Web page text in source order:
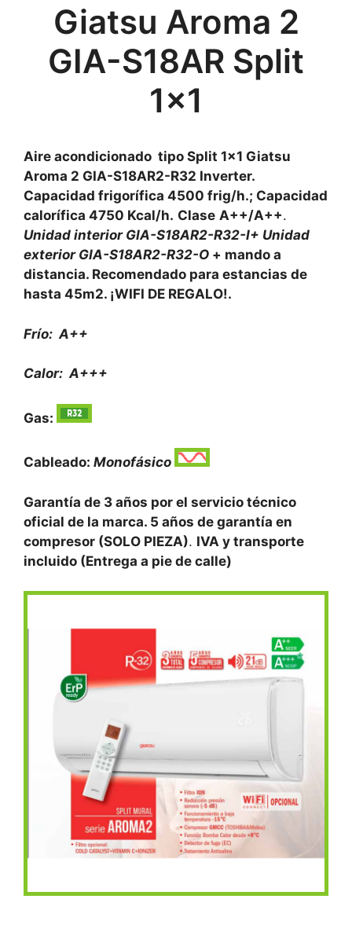
Giatsu Aroma 2
GIA-S18AR Split
1×1
Aire acondicionado tipo Split 1×1 Giatsu
Aroma 2 GIA-S18AR2-R32 Inverter.
Capacidad frigorífica 4500 frig/h.; Capacidad
calorífica 4750 Kcal/h. Clase A++/A++.
Unidad interior GIA-S18AR2-R32-I+ Unidad
exterior GIA-S18AR2-R32-O + mando a
distancia. Recomendado para estancias de
hasta 45m2. ¡WIFI DE REGALO!.
Frío: A++
Calor: A+++
Gas:
Cableado: Monofásico
Garantía de 3 años por el servicio técnico
oficial de la marca. 5 años de garantía en
compresor (SOLO PIEZA). IVA y transporte
incluido (Entrega a pie de calle)